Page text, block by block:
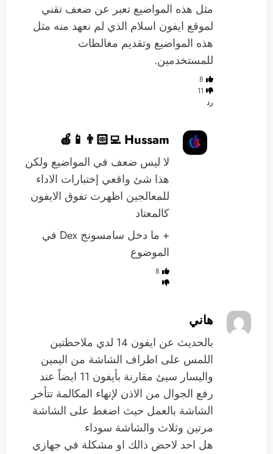
مثل هذه المواضيع تعبر عن ضعف تقني
لموقع ايفون اسلام الذي لم نعهد منه مثل
هذه المواضيع وتقديم مغالطات
للمستخدمين.
8
11
رد
Hussam 👨🏻‍💻📱🍎
لا ليس ضعف في المواضيع ولكن
هذا شئ واقعي إختبارات الاداء
للمعالجين اظهرت تفوق الايفون
كالمعتاد
+ ما دخل سامسونج Dex في
الموضوع
8
هاني
بالحديث عن ايفون 14 لدي ملاحظتين
اللمس على اطراف الشاشة من اليمين
واليسار سيئ مقارنة بأيفون 11 ايضاً عند
رفع الجوال من الاذن لإنهاء المكالمة تتأخر
الشاشة بالعمل حيث اضغط على الشاشة
مرتين وثلاث والشاشة سوداء
هل احد لاحض ذالك او مشكلة في جهازي